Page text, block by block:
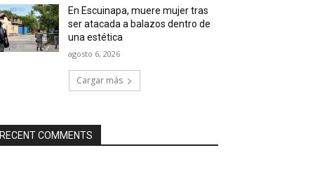
En Escuinapa, muere mujer tras
ser atacada a balazos dentro de
una estética
agosto 6, 2026
Cargar más
RECENT COMMENTS